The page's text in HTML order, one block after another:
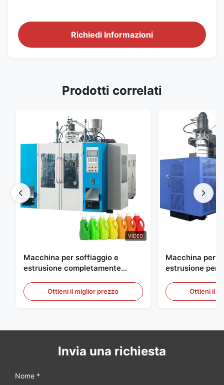
Richiedi Informazioni
Prodotti correlati
VIDEO
Macchina per soffiaggio e
estrusione completamente
Ottieni il miglior prezzo
Macchina per
estrusione
automatica per
Ottieni il
Invia una richiesta
Nome *